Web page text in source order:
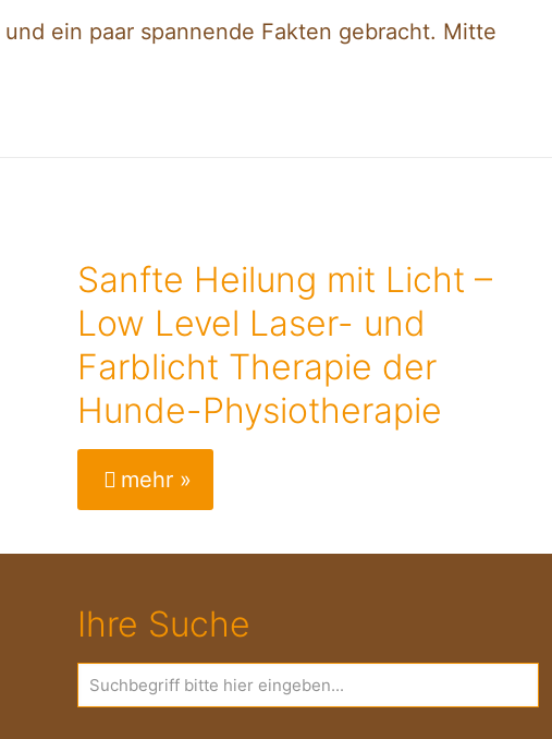
ein paar spannende Fakten gebracht. Mitte
Sanfte Heilung mit Licht –
Low Level Laser- und
Farblicht Therapie der
Hunde-Physiotherapie
mehr »
Ihre Suche